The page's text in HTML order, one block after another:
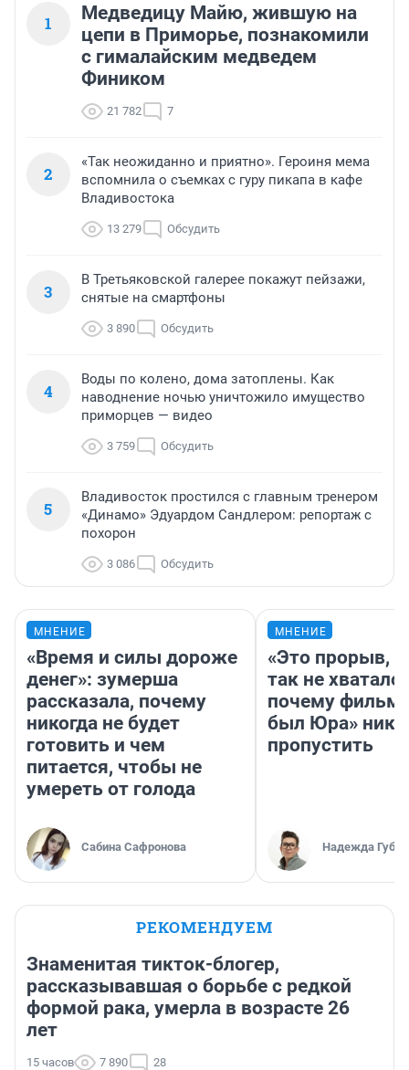
1
Медведицу Майю, жившую на
цепи в Приморье, познакомили
с гималайским медведем
Фиником
21 782 7
2
«Так неожиданно и приятно». Героиня мема
вспомнила о съемках с гуру пикапа в кафе
Владивостока
13 279 Обсудить
3
В Третьяковской галерее покажут пейзажи,
снятые на смартфоны
3 890 Обсудить
4
Воды по колено, дома затоплены. Как
наводнение ночью уничтожило имущество
приморцев — видео
3 759 Обсудить
5
Владивосток простился с главным тренером
«Динамо» Эдуардом Сандлером: репортаж с
похорон
3 086 Обсудить
МНЕНИЕ
«Время и силы дороже
денег»: зумерша
рассказала, почему
никогда не будет
готовить и чем
питается, чтобы не
умереть от голода
Сабина Сафронова
МНЕНИЕ
«Это прорыв,
так не
почему фильм
был Юра»
пропустить
Надежда
РЕКОМЕНДУЕМ
Знаменитая тикток-блогер,
рассказывавшая о борьбе с редкой
формой рака, умерла в возрасте 26
лет
15 часов 7 890 28